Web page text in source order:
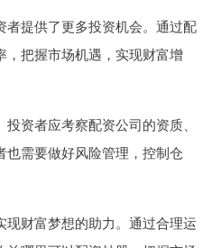
者提供了更多投资机会。通过配
，把握市场机遇，实现财富增
资者应考察配资公司的资质、
需要做好风险管理，控制仓
现财富梦想的助力。通过合理运